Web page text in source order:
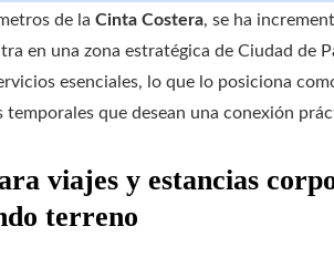
de la Cinta Costera, se ha
en una zona estratégica de Ciudad de
esenciales, lo que lo posiciona
temporales que desean una conexión
viajes y estancias
terreno